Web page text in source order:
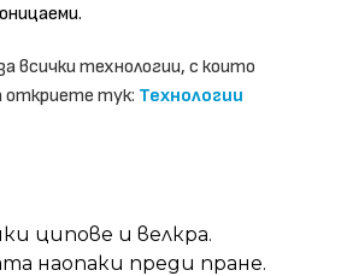
всички технологии, с които
откриете тук: Технологии
ципове и велкра.
наопаки преди пране.